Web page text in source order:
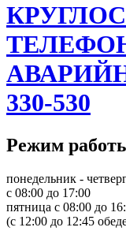
330-530
Режим
понедельник -
с 08:00 до 17:00
пятница с 08:00 до
(с 12:00 до 12:45